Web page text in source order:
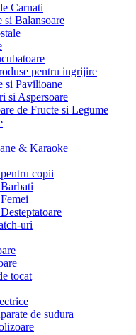
Carnati
si Balansoare
pentru ingrijire
si Pavilioane
si Aspersoare
de Fructe si Legume
& Karaoke
copii
uri
tocat
de sudura